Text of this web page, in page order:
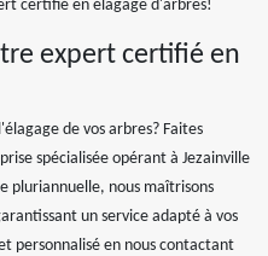
expert certifié en
de vos arbres? Faites
spécialisée opérant à Jezainville
pluriannuelle, nous maîtrisons
un service adapté à vos
personnalisé en nous contactant